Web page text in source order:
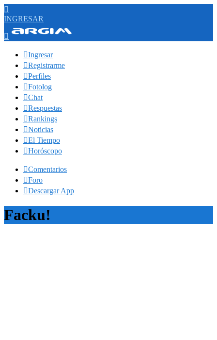

INGRESAR

Ingresar
Registrarme
Perfiles
Fotolog
Chat
Respuestas
Rankings
Noticias
El Tiempo
Horóscopo
Comentarios
Foro
Descargar App
Facku!